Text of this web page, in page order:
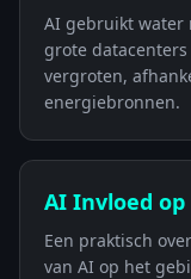
AI gebruikt water
grote
vergroten,
energiebronnen.
AI Invloed
Een praktisch
van AI op het